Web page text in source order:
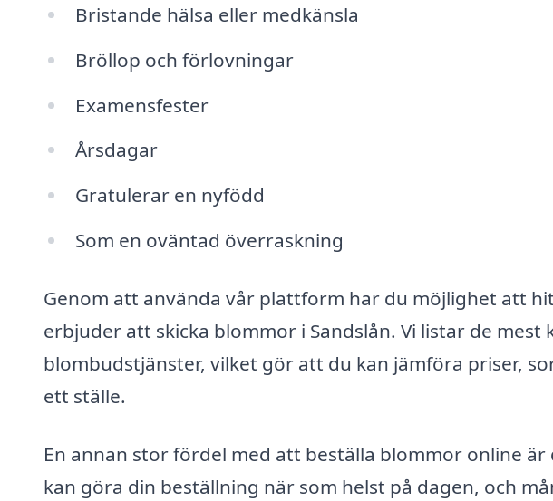
Bristande hälsa eller medkänsla
Bröllop och förlovningar
Examensfester
Årsdagar
Gratulerar en nyfödd
Som en oväntad överraskning
Genom att använda vår plattform har du möjlighet att
erbjuder att skicka blommor i Sandslån. Vi listar de
blombudstjänster, vilket gör att du kan jämföra priser,
ett ställe.
En annan stor fördel med att beställa blommor online
kan göra din beställning när som helst på dagen, och